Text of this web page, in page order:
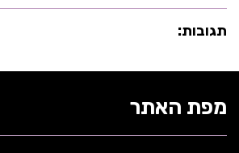
תגובות:
מפת האתר